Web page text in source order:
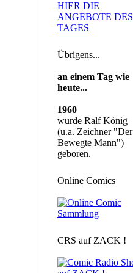
HIER DIE
ANGEBOTE DES
TAGES
Übrigens...
an einem Tag wie
heute...
1960
wurde Ralf König
(u.a. Zeichner "Der
Bewegte Mann")
geboren.
Online Comics
CRS auf ZACK !